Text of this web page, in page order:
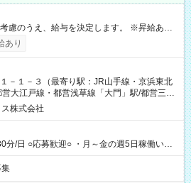
慮のうえ、給与を決定します。 ※昇給あり
よる） ※残業が発生した場合は、時間外手
す。 ※交通費支給（月額上限50,000円／当社
ません。 【試用期間】試用期間
：1ヶ月 雇用形態、給与は本採用時と同じ
、健康保険などの福利厚生の一部が制限さ
す。
あり
－１－３（最寄り駅：JR山手線・京浜東北
大江戸線・都営浅草線「⼤⾨」駅/都営三田
株式会社
分/日 ○応募歓迎○ ・月～金の週5日稼働いた
：7.5時間（休憩1時間）